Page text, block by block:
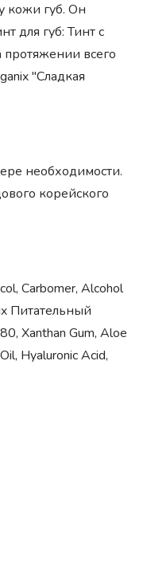
кожи губ. Он
для губ: Тинт с
всего
"Сладкая
необходимости.
корейского
Carbomer, Alcohol
Питательный
Xanthan Gum, Aloe
Hyaluronic Acid,